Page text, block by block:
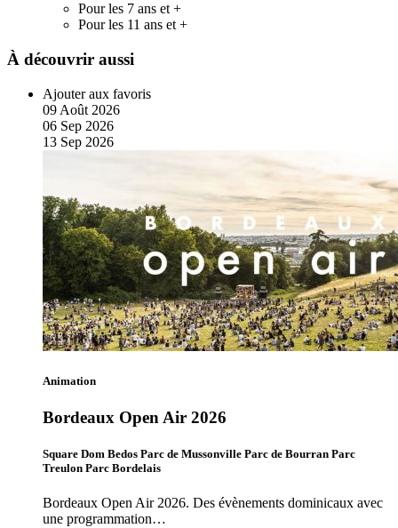
Pour les 7 ans et +
Pour les 11 ans et +
À découvrir aussi
Ajouter aux favoris
09 Août 2026
06 Sep 2026
13 Sep 2026
Animation
Bordeaux Open Air 2026
Square Dom Bedos Parc de Mussonville Parc de Bourran Parc
Treulon Parc Bordelais
Bordeaux Open Air 2026. Des évènements dominicaux avec
une programmation…